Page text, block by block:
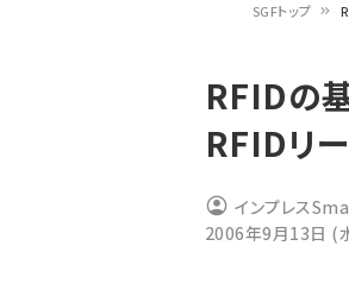
ン
く
ず
SGFトップ
RFIDの基
RFIDリ
インプレス
2006年9月13日 (